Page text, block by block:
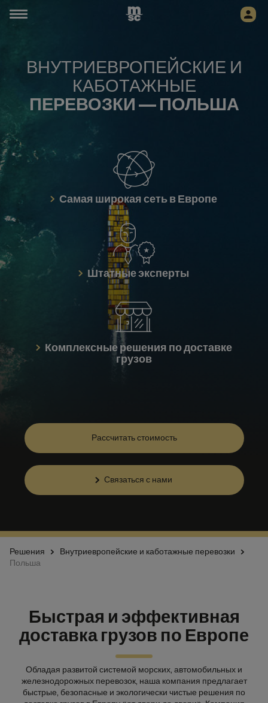
ВНУТРИЕВРОПЕЙСКИЕ И
КАБОТАЖНЫЕ
ПЕРЕВОЗКИ — ПОЛЬША
Самая широкая сеть в Европе
Штатные эксперты
Комплексные решения по доставке
грузов
Рассчитать стоимость
Связаться с нами
Решения
Внутриевропейские и каботажные перевозки
Польша
Быстрая и эффективная
доставка грузов по Европе
Обладая развитой системой морских, автомобильных и
железнодорожных перевозок, наша компания предлагает
быстрые, безопасные и экологически чистые решения по